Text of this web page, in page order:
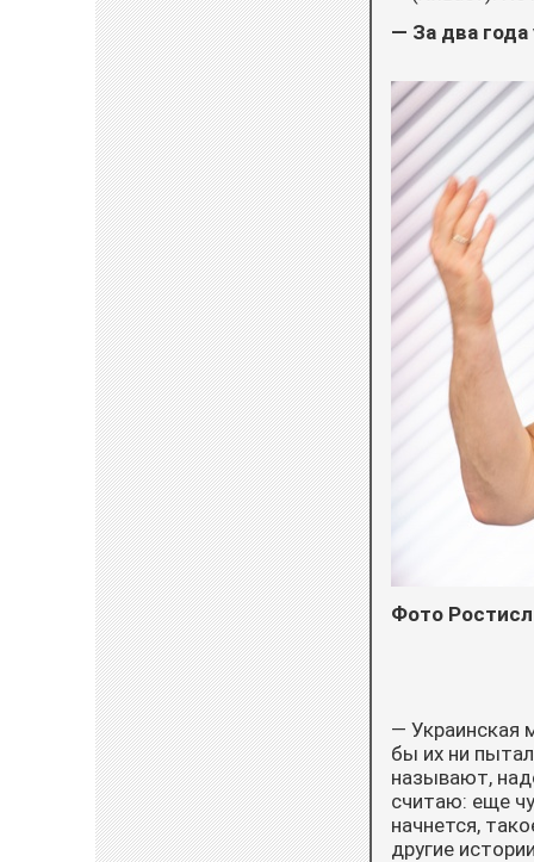
— За два
Фото
— Украинская
бы их ни
называют,
считаю: еще
начнется,
другие